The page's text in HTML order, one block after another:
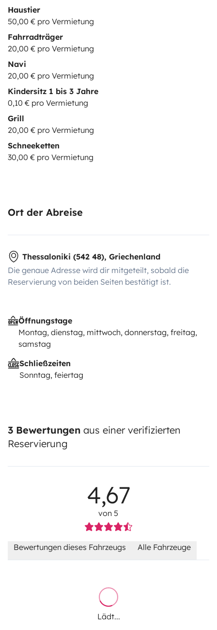
Haustier
50,00 € pro Vermietung
Fahrradträger
20,00 € pro Vermietung
Navi
20,00 € pro Vermietung
Kindersitz 1 bis 3 Jahre
0,10 € pro Vermietung
Grill
20,00 € pro Vermietung
Schneeketten
30,00 € pro Vermietung
Ort der Abreise
Thessaloniki (542 48), Griechenland
Die genaue Adresse wird dir mitgeteilt, sobald die
Reservierung von beiden Seiten bestätigt ist.
Öffnungstage
Montag, dienstag, mittwoch, donnerstag, freitag,
samstag
Schließzeiten
Sonntag, feiertag
3 Bewertungen aus einer verifizierten
Reservierung
4,67
von 5
Bewertungen dieses Fahrzeugs Alle Fahrzeuge
Lädt...